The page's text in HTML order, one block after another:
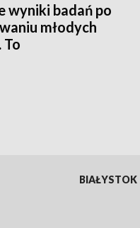
wyniki badań po
młodych
To
BIAŁYSTOK